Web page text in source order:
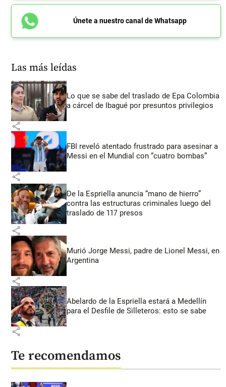
Únete a nuestro canal de Whatsapp
Las más leídas
Lo que se sabe del traslado de Epa Colombia
a cárcel de Ibagué por presuntos privilegios
share
FBI reveló atentado frustrado para asesinar a
Messi en el Mundial con “cuatro bombas”
share
De la Espriella anuncia “mano de hierro”
contra las estructuras criminales luego del
traslado de 117 presos
share
Murió Jorge Messi, padre de Lionel Messi, en
Argentina
share
Abelardo de la Espriella estará a Medellín
para el Desfile de Silleteros: esto se sabe
share
Te recomendamos